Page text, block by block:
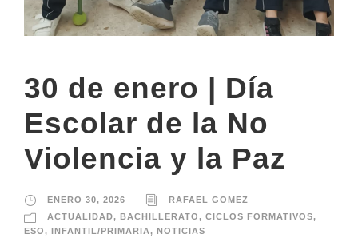
30 de enero | Día
Escolar de la No
Violencia y la Paz
ENERO 30, 2026
RAFAEL GOMEZ
ACTUALIDAD, BACHILLERATO, CICLOS FORMATIVOS,
ESO, INFANTIL/PRIMARIA, NOTICIAS